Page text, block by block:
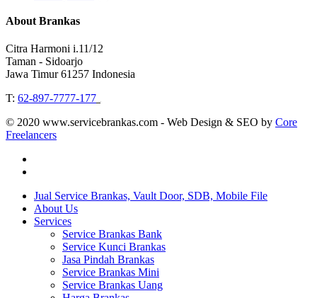
About Brankas
Citra Harmoni i.11/12
Taman - Sidoarjo
Jawa Timur 61257 Indonesia
T: 62-897-7777-177
© 2020 www.servicebrankas.com - Web Design & SEO by Core
Freelancers
Close
Menu
Jual Service Brankas, Vault Door, SDB, Mobile File
About Us
Services
Service Brankas Bank
Service Kunci Brankas
Jasa Pindah Brankas
Service Brankas Mini
Service Brankas Uang